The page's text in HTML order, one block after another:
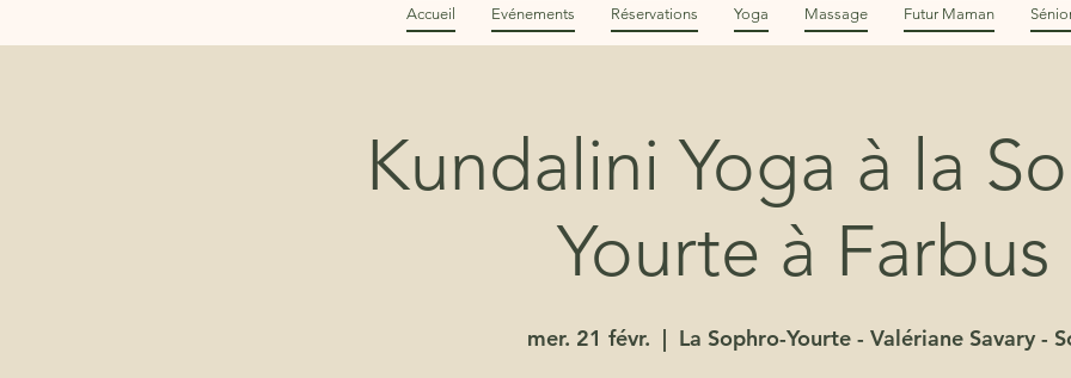
Accueil Evénements Réservations Yoga Massage Futur Maman
Kundalini Yoga à la
Yourte à Farbus
mer. 21 févr.
  |
La Sophro-Yourte - Valériane Savary -